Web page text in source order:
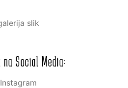
slik
na Social Media:
Instagram